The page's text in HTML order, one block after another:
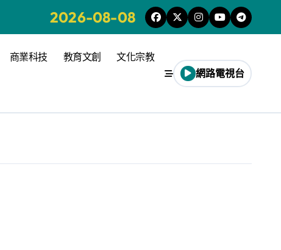
2026-08-08
商業科技 教育文創 文化宗教
網路電視台